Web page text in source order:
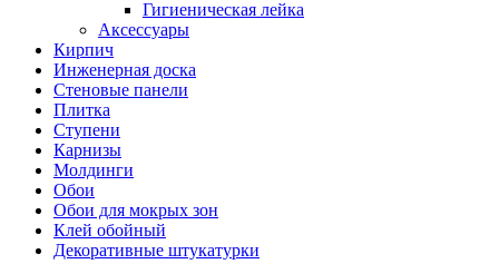
Гигиеническая лейка
Аксессуары
Кирпич
Инженерная доска
Стеновые панели
Плитка
Ступени
Карнизы
Молдинги
Обои
Обои для мокрых зон
Клей обойный
Декоративные штукатурки